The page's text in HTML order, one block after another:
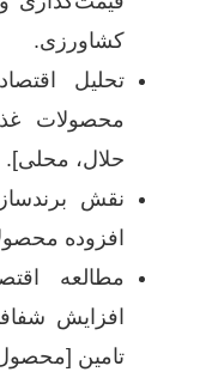
کشاورزی.
تحلیل
محصولات
حلال، محلی].
نقش
افزوده
مطالعه
افزایش
تامین